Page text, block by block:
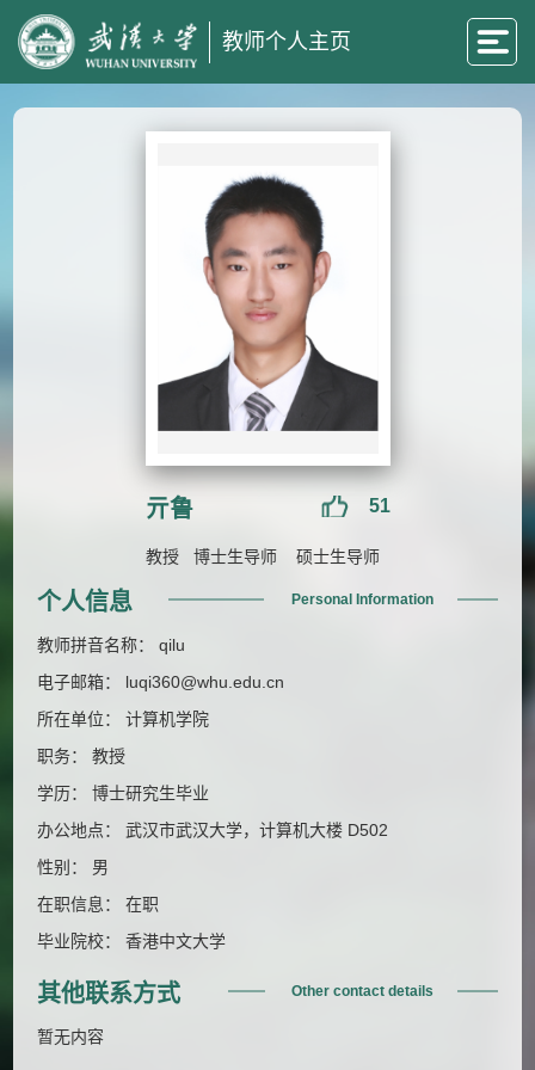
教师个人主页
亓鲁 51
教授 博士生导师 硕士生导师
个人信息 Personal Information
教师拼音名称： qilu
电子邮箱： luqi360@whu.edu.cn
所在单位： 计算机学院
职务： 教授
学历： 博士研究生毕业
办公地点： 武汉市武汉大学，计算机大楼 D502
性别： 男
在职信息： 在职
毕业院校： 香港中文大学
其他联系方式 Other contact details
暂无内容